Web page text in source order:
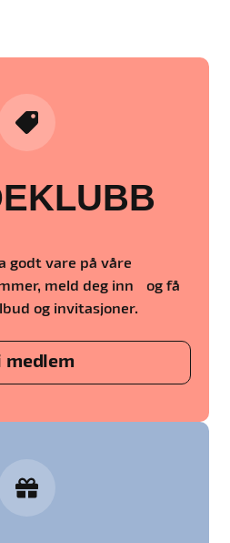
godt vare på våre
meld deg inn og få
og invitasjoner.
medlem